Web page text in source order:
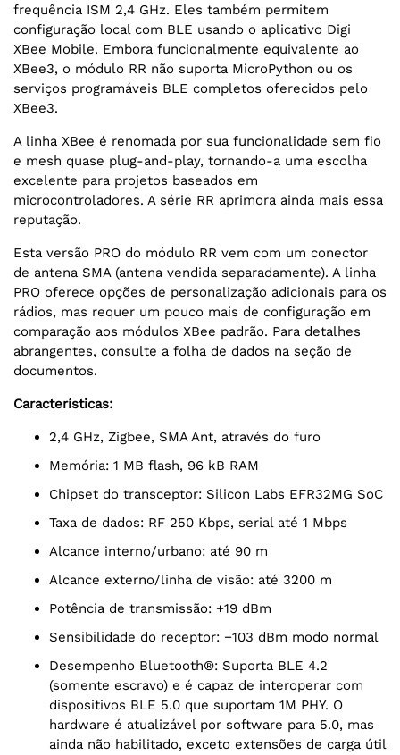
frequência ISM 2,4 GHz. Eles também permitem
configuração local com BLE usando o aplicativo Digi
XBee Mobile. Embora funcionalmente equivalente ao
XBee3, o módulo RR não suporta MicroPython ou os
serviços programáveis BLE completos oferecidos pelo
XBee3.
A linha XBee é renomada por sua funcionalidade sem fio
e mesh quase plug-and-play, tornando-a uma escolha
excelente para projetos baseados em
microcontroladores. A série RR aprimora ainda mais essa
reputação.
Esta versão PRO do módulo RR vem com um conector
de antena SMA (antena vendida separadamente). A linha
PRO oferece opções de personalização adicionais para os
rádios, mas requer um pouco mais de configuração em
comparação aos módulos XBee padrão. Para detalhes
abrangentes, consulte a folha de dados na seção de
documentos.
Características:
2,4 GHz, Zigbee, SMA Ant, através do furo
Memória: 1 MB flash, 96 kB RAM
Chipset do transceptor: Silicon Labs EFR32MG SoC
Taxa de dados: RF 250 Kbps, serial até 1 Mbps
Alcance interno/urbano: até 90 m
Alcance externo/linha de visão: até 3200 m
Potência de transmissão: +19 dBm
Sensibilidade do receptor: −103 dBm modo normal
Desempenho Bluetooth®: Suporta BLE 4.2
(somente escravo) e é capaz de interoperar com
dispositivos BLE 5.0 que suportam 1M PHY. O
hardware é atualizável por software para 5.0, mas
ainda não habilitado, exceto extensões de carga útil